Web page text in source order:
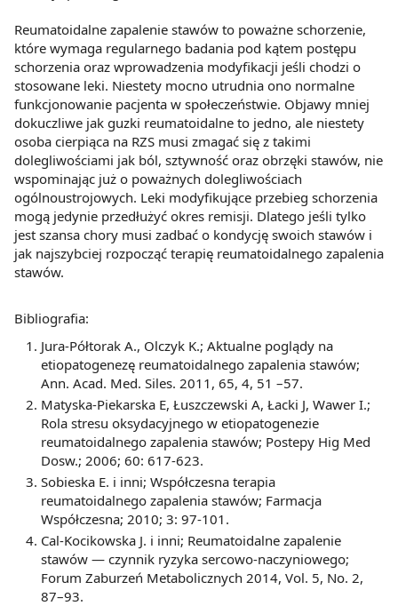
Reumatoidalne zapalenie stawów to poważne schorzenie,
które wymaga regularnego badania pod kątem postępu
schorzenia oraz wprowadzenia modyfikacji jeśli chodzi o
stosowane leki. Niestety mocno utrudnia ono normalne
funkcjonowanie pacjenta w społeczeństwie. Objawy mniej
dokuczliwe jak guzki reumatoidalne to jedno, ale niestety
osoba cierpiąca na RZS musi zmagać się z takimi
dolegliwościami jak ból, sztywność oraz obrzęki stawów, nie
wspominając już o poważnych dolegliwościach
ogólnoustrojowych. Leki modyfikujące przebieg schorzenia
mogą jedynie przedłużyć okres remisji. Dlatego jeśli tylko
jest szansa chory musi zadbać o kondycję swoich stawów i
jak najszybciej rozpocząć terapię reumatoidalnego zapalenia
stawów.
Bibliografia:
Jura-Półtorak A., Olczyk K.; Aktualne poglądy na
etiopatogenezę reumatoidalnego zapalenia stawów;
Ann. Acad. Med. Siles. 2011, 65, 4, 51 –57.
Matyska-Piekarska E, Łuszczewski A, Łacki J, Wawer I.;
Rola stresu oksydacyjnego w etiopatogenezie
reumatoidalnego zapalenia stawów; Postepy Hig Med
Dosw.; 2006; 60: 617-623.
Sobieska E. i inni; Współczesna terapia
reumatoidalnego zapalenia stawów; Farmacja
Współczesna; 2010; 3: 97-101.
Cal-Kocikowska J. i inni; Reumatoidalne zapalenie
stawów — czynnik ryzyka sercowo-naczyniowego;
Forum Zaburzeń Metabolicznych 2014, Vol. 5, No. 2,
87–93.